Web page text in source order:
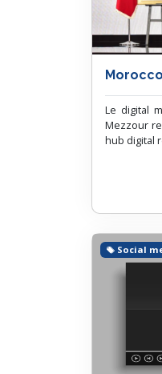
Le digital
Mezzour
hub digital
Social